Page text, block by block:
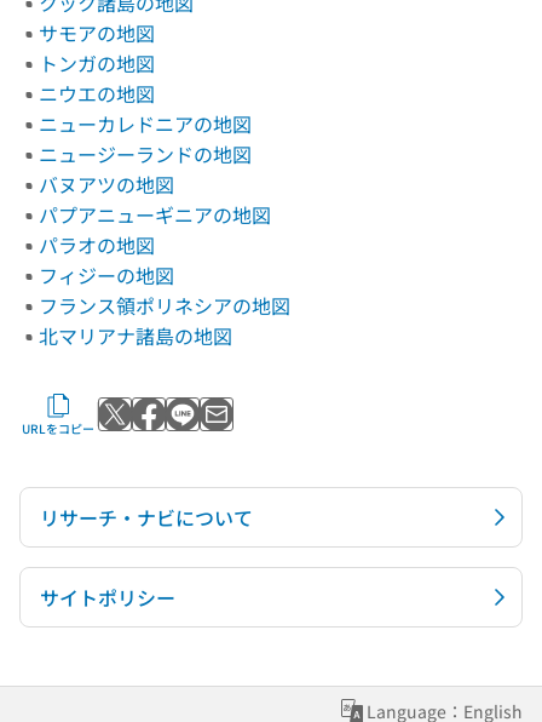
サモアの地図
トンガの地図
ニウエの地図
ニューカレドニアの地図
ニュージーランドの地図
バヌアツの地図
パプアニューギニアの地図
パラオの地図
フィジーの地図
フランス領ポリネシアの地図
北マリアナ諸島の地図
URLをコピー Xでポストする
Facebookでシェアする
LINEで送る
メールで送る
リサーチ・ナビについて
サイトポリシー
Language：English